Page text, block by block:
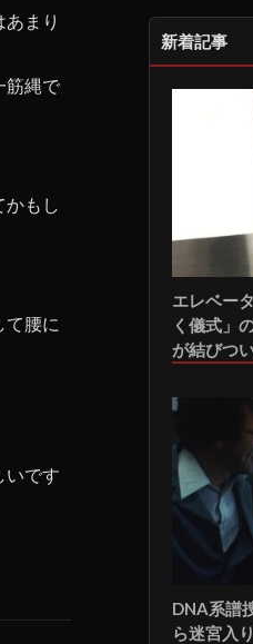
まり
筋縄で
もし
て腰に
いです
新着記事
エレベー
く儀式」
が結びつ
DNA系譜
ら迷宮入